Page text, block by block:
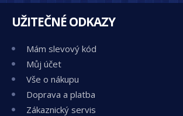
UŽITEČNÉ ODKAZY
Mám slevový kód
Můj účet
Vše o nákupu
Doprava a platba
Zákaznický servis